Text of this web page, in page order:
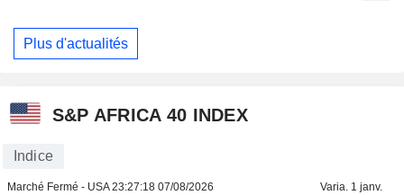
Plus d'actualités
S&P AFRICA 40 INDEX
Indice
Marché Fermé - USA23:27:18 07/08/2026 Varia. 1 janv.